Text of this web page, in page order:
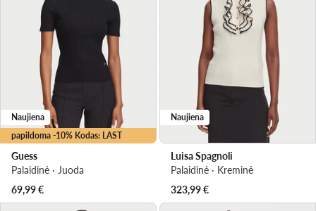
papildoma -10% Kodas: LAST
Naujiena
Guess
Palaidinė · Juoda
69,99€
Naujiena
Luisa Spagnoli
Palaidinė · Kreminė
323,99€